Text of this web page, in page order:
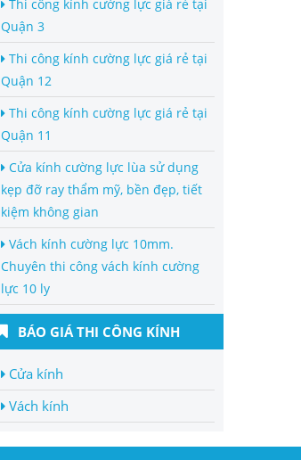
Thi công kính cường lực giá rẻ tại
Quận 3
Thi công kính cường lực giá rẻ tại
Quận 12
Thi công kính cường lực giá rẻ tại
Quận 11
Cửa kính cường lực lùa sử dụng
kẹp đỡ ray thẩm mỹ, bền đẹp, tiết
kiệm không gian
Vách kính cường lực 10mm.
Chuyên thi công vách kính cường
lực 10 ly
BÁO GIÁ THI CÔNG KÍNH
Cửa kính
Vách kính